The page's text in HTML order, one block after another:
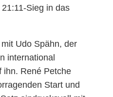
Sieg in das
Udo Spähn, der
international
ihn. René Petche
Start und